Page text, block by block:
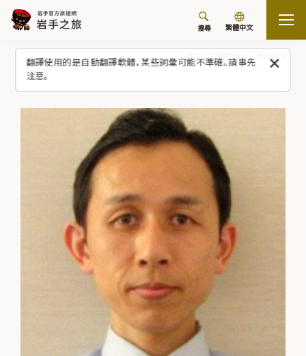
翻譯使用的是自動翻譯軟體，某些詞彙可能不準確。請事先
注意。
搜尋 繁體中文